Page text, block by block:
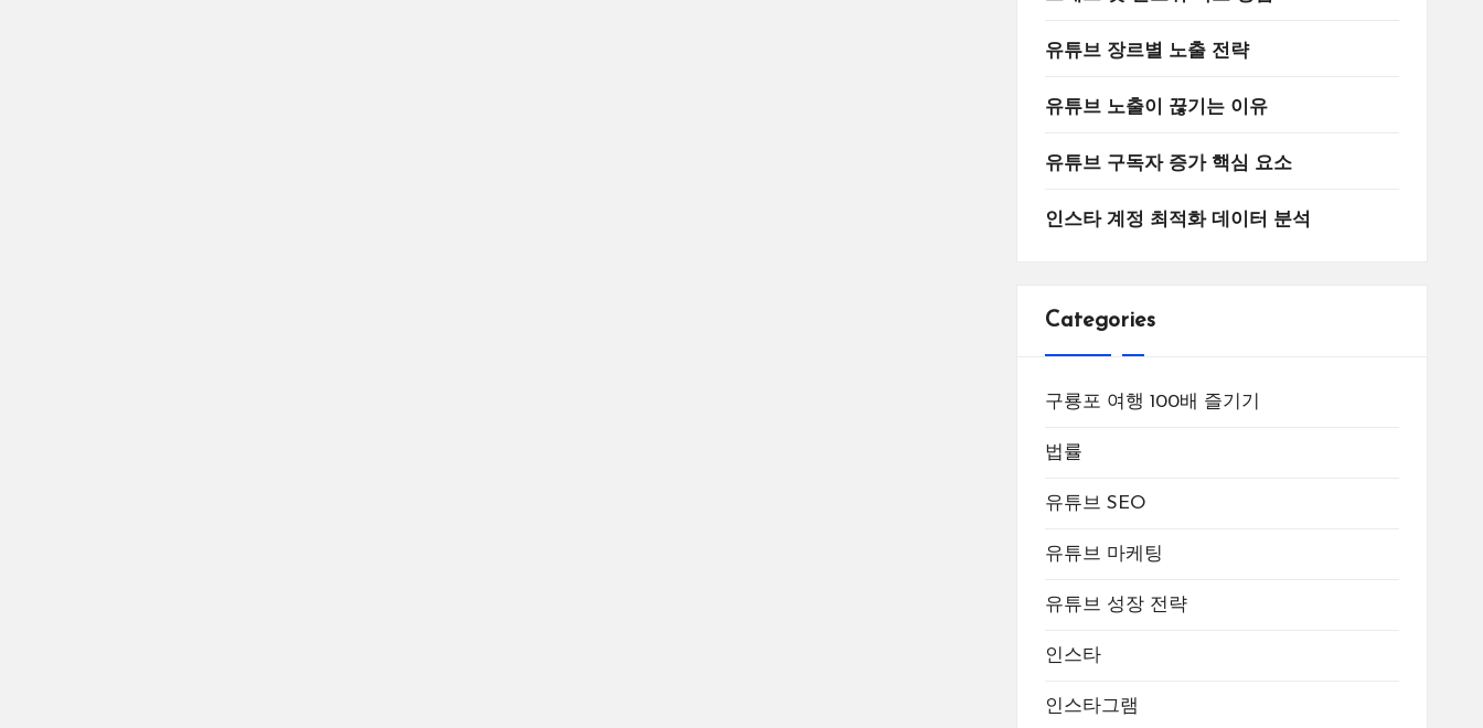
유튜브 장르별 노출 전략
유튜브 노출이 끊기는 이유
유튜브 구독자 증가 핵심 요소
인스타 계정 최적화 데이터 분석
Categories
구룡포 여행 100배 즐기기
법률
유튜브 SEO
유튜브 마케팅
유튜브 성장 전략
인스타
인스타그램